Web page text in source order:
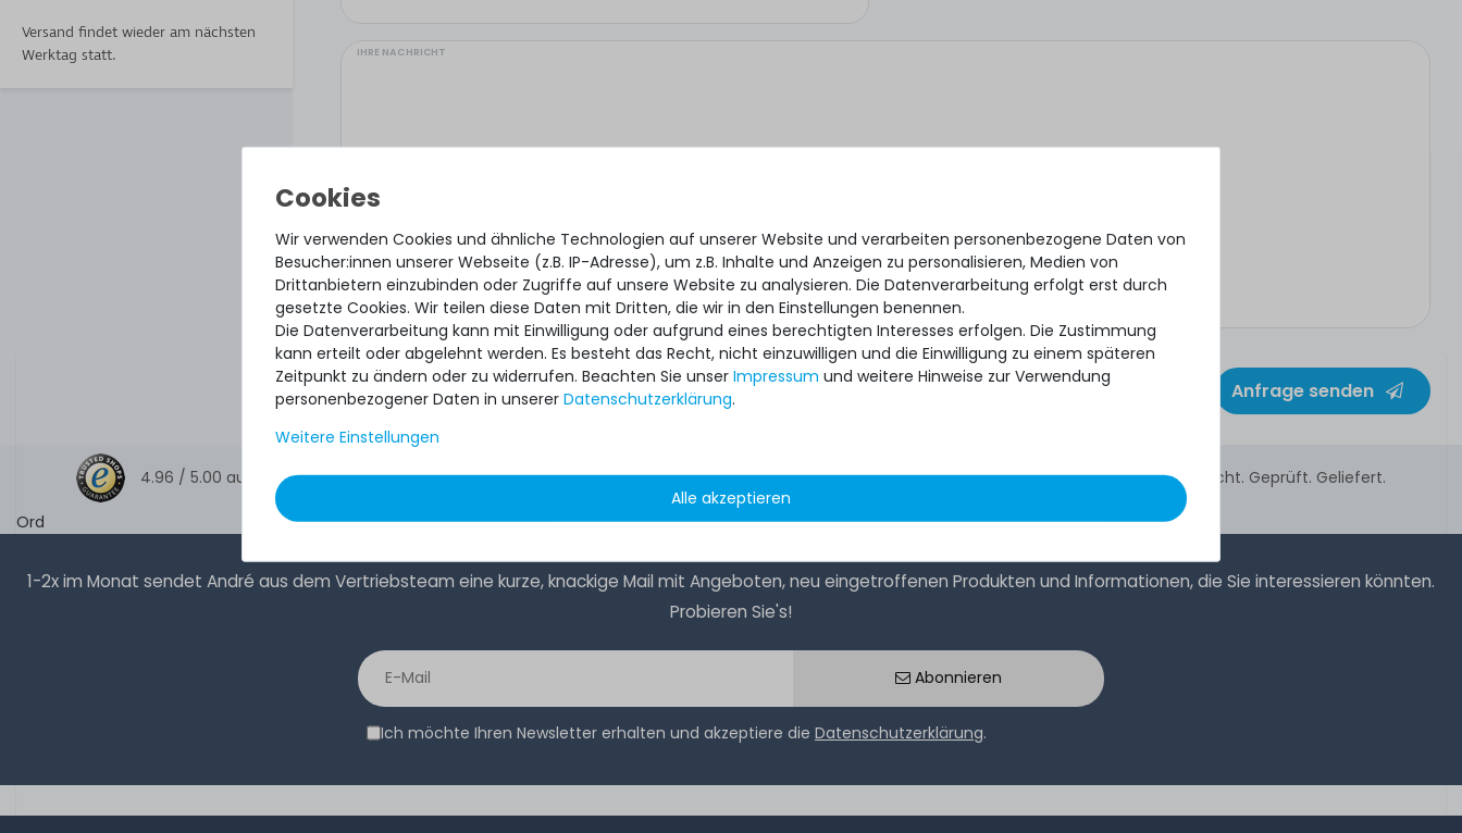
Versand findet wieder am nächsten
Werktag statt.
IHRE NACHRICHT
Hiermit bestätige ich, dass ich dieDaten­schutz­erklärunggelesen habe.*
Anfrage senden
4.96 / 5.00 aus 8.500Bewertungen Gebraucht. Geprüft. Geliefert.
Ord
1-2x im Monat sendet André aus dem Vertriebsteam eine kurze, knackige Mail mit Angeboten, neu eingetroffenen Produkten und Informationen, die Sie interessieren könnten.
Probieren Sie's!
Abonnieren
Ich möchte Ihren Newsletter erhalten und akzeptiere die Datenschutzerklärung.
Wir verwenden Cookies und ähnliche Technologien auf unserer Website und verarbeiten personenbezogene Daten von
Besucher:innen unserer Webseite (z.B. IP-Adresse), um z.B. Inhalte und Anzeigen zu personalisieren, Medien von
Drittanbietern einzubinden oder Zugriffe auf unsere Website zu analysieren. Die Datenverarbeitung erfolgt erst durch
gesetzte Cookies. Wir teilen diese Daten mit Dritten, die wir in den Einstellungen benennen.
Die Datenverarbeitung kann mit Einwilligung oder aufgrund eines berechtigten Interesses erfolgen. Die Zustimmung
kann erteilt oder abgelehnt werden. Es besteht das Recht, nicht einzuwilligen und die Einwilligung zu einem späteren
Zeitpunkt zu ändern oder zu widerrufen. Beachten Sie unser Impressum und weitere Hinweise zur Verwendung
personenbezogener Daten in unserer Daten­schutz­erklärung.
Weitere Einstellungen
Alle akzeptieren